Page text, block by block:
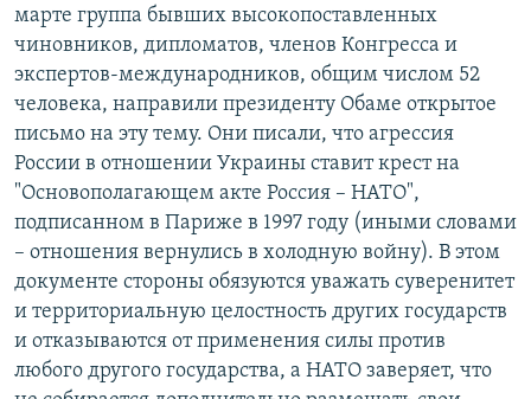
марте группа бывших высокопоставленных
чиновников, дипломатов, членов Конгресса и
экспертов-международников, общим числом 52
человека, направили президенту Обаме открытое
письмо на эту тему. Они писали, что агрессия
России в отношении Украины ставит крест на
"Основополагающем акте Россия – НАТО",
подписанном в Париже в 1997 году (иными словами
– отношения вернулись в холодную войну). В этом
документе стороны обязуются уважать суверенитет
и территориальную целостность других государств
и отказываются от применения силы против
любого другого государства, а НАТО заверяет, что